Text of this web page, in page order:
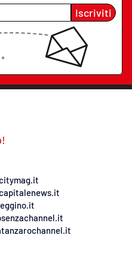
Iscriviti